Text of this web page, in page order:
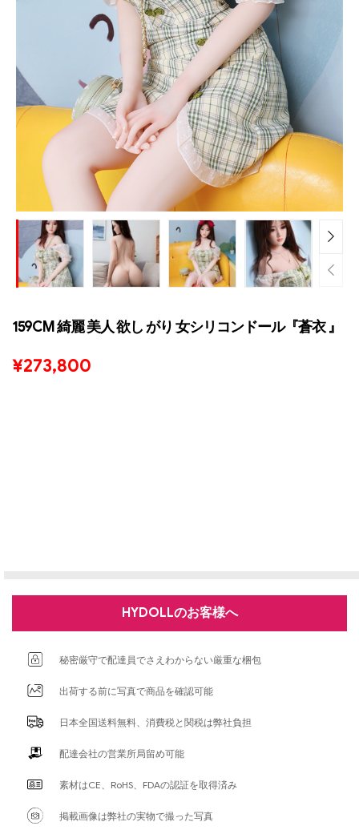
159CM 綺麗 美人 欲し がり 女シリコンドール『蒼衣 』
¥273,800
HYDOLLのお客様へ
秘密厳守で配達員でさえわからない厳重な梱包
出荷する前に写真で商品を確認可能
日本全国送料無料、消費税と関税は弊社負担
配達会社の営業所局留め可能
素材はCE、RoHS、FDAの認証を取得済み
掲載画像は弊社の実物で撮った写真